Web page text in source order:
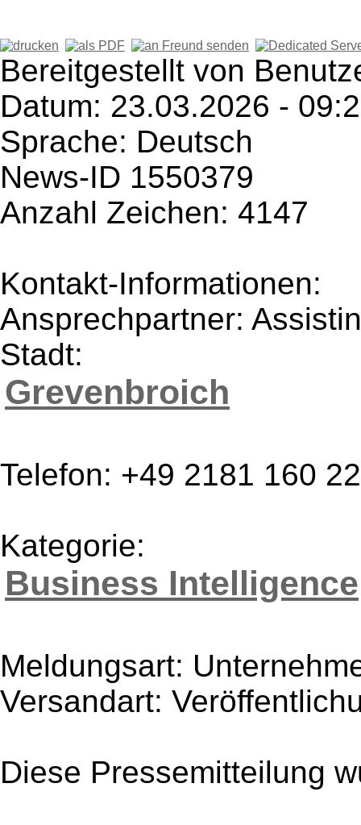
Bereitgestellt von
Datum: 23.03.2026 -
Sprache: Deutsch
News-ID 1550379
Anzahl Zeichen: 4147
Kontakt-Informationen:
Ansprechpartner:
Stadt:
Grevenbroich
Telefon: +49 2181 160
Kategorie:
Business Intelligence
Meldungsart:
Versandart:
Diese Pressemitteilung